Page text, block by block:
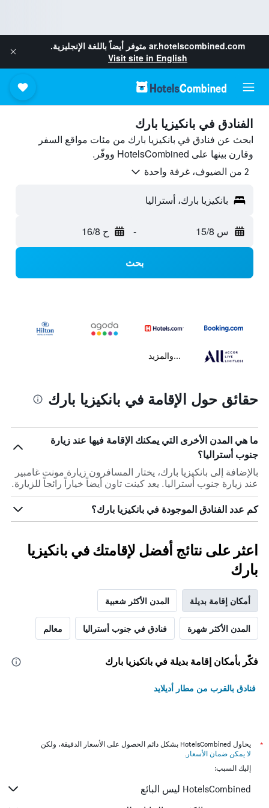
ar.hotelscombined.com متوفر أيضاً باللغة الإنجليزية.
Visit site in English
الفنادق في بانكيزيا بارك
ابحث عن فنادق في بانكيزيا بارك من مئات مواقع السفر
وقارن بينها على HotelsCombined ووفّر.
2 من الضيوف، غرفة واحدة
بانكيزيا بارك، أستراليا
س 15/8 - ح 16/8
بحث
...والمزيد
حقائق حول الإقامة في بانكيزيا بارك
ما هي المدن الأخرى التي يمكنك الإقامة فيها عند زيارة
جنوب أستراليا؟
بالإضافة إلى بانكيزيا بارك، يختار المسافرون زيارة مونت غامبير
عند زيارة جنوب أستراليا. يعد كينت تاون أيضاً خياراً رائجاً للزيارة.
كم عدد الفنادق الموجودة في بانكيزيا بارك؟
اعثر على نتائج أفضل لإقامتك في بانكيزيا
بارك
أمكان إقامة بديلة المدن الأكثر شعبية
المدن الأكثر شهرة فنادق في جنوب أستراليا معالم
فكّر بأمكان إقامة بديلة في بانكيزيا بارك
فنادق بالقرب من مطار أديلايد
*
يحاول HotelsCombined بشكل دائم الحصول على الأسعار الدقيقة، ولكن
لا يمكن ضمان الأسعار .
إليك السبب:
HotelsCombined ليس البائع